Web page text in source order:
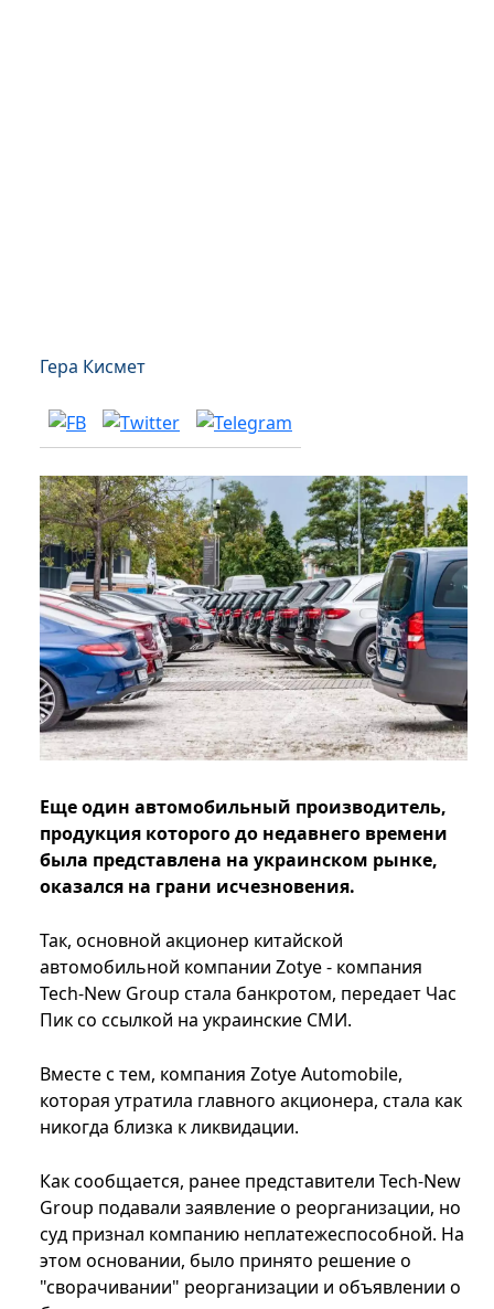
Гера Кисмет
Еще один автомобильный производитель,
продукция которого до недавнего времени
была представлена на украинском рынке,
оказался на грани исчезновения.
Так, основной акционер китайской
автомобильной компании Zotye - компания
Tech-New Group стала банкротом, передает Час
Пик со ссылкой на украинские СМИ.
Вместе с тем, компания Zotye Automobile,
которая утратила главного акционера, стала как
никогда близка к ликвидации.
Как сообщается, ранее представители Tech-New
Group подавали заявление о реорганизации, но
суд признал компанию неплатежеспособной. На
этом основании, было принято решение о
"сворачивании" реорганизации и объявлении о